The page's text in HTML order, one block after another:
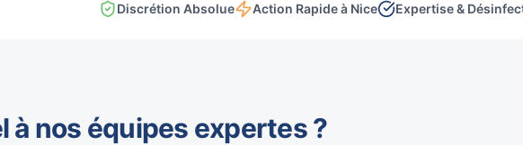
Discrétion Absolue Action Rapide à Nice Expertise &
à nos équipes expertes ?